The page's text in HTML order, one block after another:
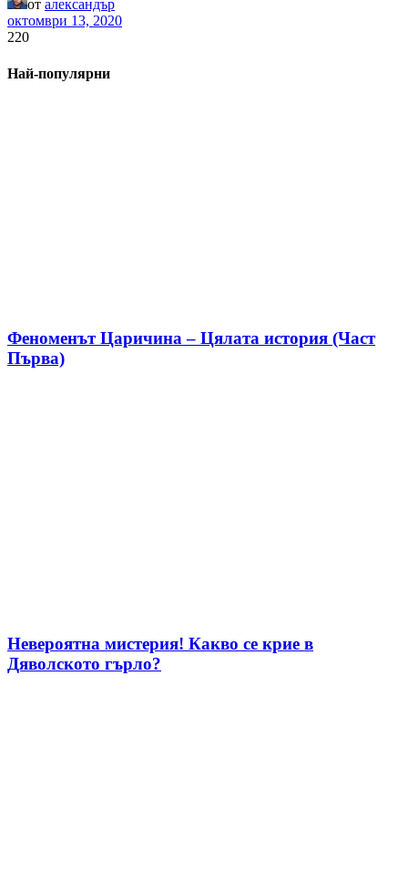
от александър
октомври 13, 2020
220
Най-популярни
Феноменът Царичина – Цялата история (Част
Първа)
Невероятна мистерия! Какво се крие в
Дяволското гърло?